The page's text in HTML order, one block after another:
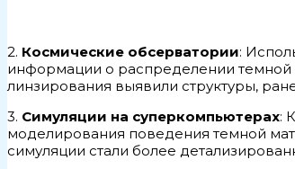
2. Космические обсерватории:
информации о распределении темной
линзирования выявили структуры,
3. Симуляции на суперкомпьютерах:
моделирования поведения темной
симуляции стали более